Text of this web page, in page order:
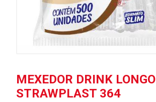
MEXEDOR DRINK LONGO
STRAWPLAST 364